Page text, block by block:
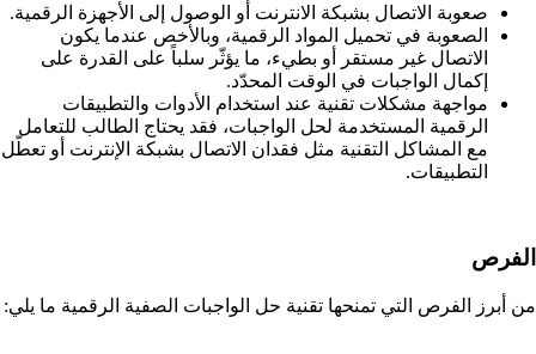
صعوبة الاتصال بشبكة الانترنت أو الوصول إلى الأجهزة الرقمية.
الصعوبة في تحميل المواد الرقمية، وبالأخص عندما يكون
الاتصال غير مستقر أو بطيء، ما يؤثّر سلباً على القدرة على
إكمال الواجبات في الوقت المحدّد.
مواجهة مشكلات تقنية عند استخدام الأدوات والتطبيقات
الرقمية المستخدمة لحل الواجبات، فقد يحتاج الطالب للتعامل
مع المشاكل التقنية مثل فقدان الاتصال بشبكة الإنترنت أو تعطّل
التطبيقات.
الفرص
من أبرز الفرص التي تمنحها تقنية حل الواجبات الصفية الرقمية ما يلي: